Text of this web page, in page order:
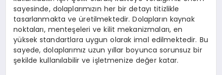
sayesinde, dolaplarımızın her bir detayı titizlikle
tasarlanmakta ve üretilmektedir. Dolapların kaynak
noktaları, menteşeleri ve kilit mekanizmaları, en
yüksek standartlara uygun olarak imal edilmektedir. Bu
sayede, dolaplarımız uzun yıllar boyunca sorunsuz bir
şekilde kullanılabilir ve işletmenize değer katar.